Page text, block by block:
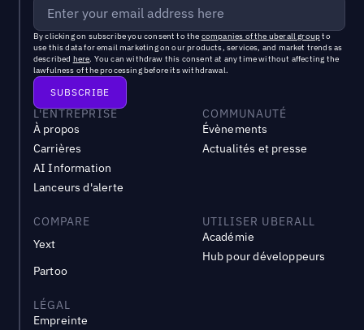
By clicking on subscribe you consent to the companies of the uberall groupto
use this data for email marketing on our products, services, and market trends as
described here. You can withdraw this consent at any time without affecting the
lawfulness of the processing before its withdrawal.
L'ENTREPRISE
À propos
Carrières
AI Information
Lanceurs d'alerte
COMMUNAUTÉ
Évènements
Actualités et presse
COMPARE
Yext
Partoo
UTILISER UBERALL
Académie
Hub pour développeurs
LÉGAL
Empreinte